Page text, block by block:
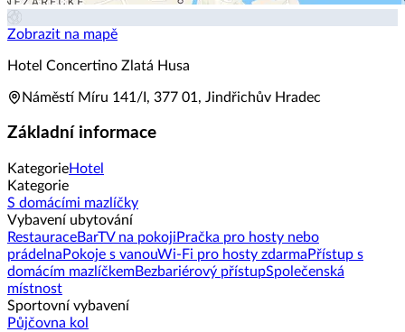
Zobrazit na mapě
Hotel Concertino Zlatá Husa
Náměstí Míru 141/I, 377 01, Jindřichův Hradec
Základní informace
KategorieHotel
Kategorie
S domácími mazlíčky
Vybavení ubytování
RestauraceBarTV na pokoji Pračka pro hosty nebo
prádelna Pokoje s vanouWi-Fi pro hosty zdarma Přístup s
domácím mazlíčkemBezbariérový přístupSpolečenská
místnost
Sportovní vybavení
Půjčovna kol